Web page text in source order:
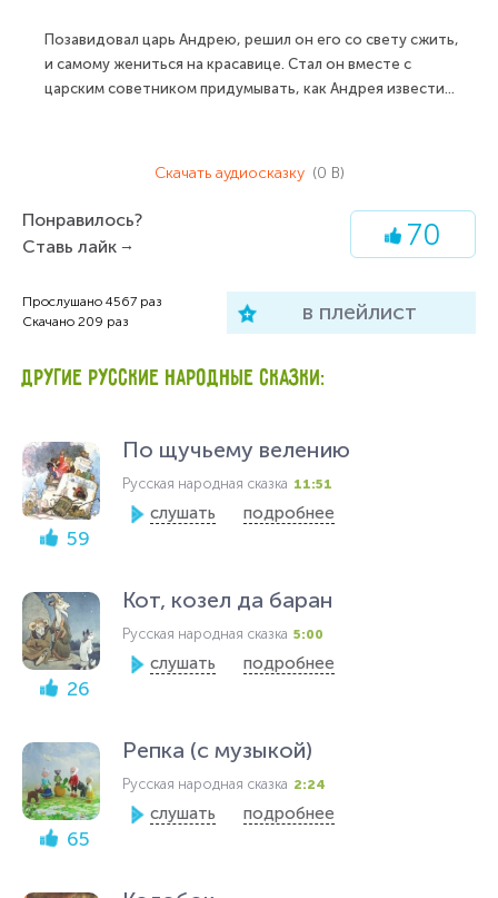
Позавидовал царь Андрею, решил он его со свету сжить,
и самому жениться на красавице. Стал он вместе с
царским советником придумывать, как Андрея извести...
Скачать аудиосказку (0 B)
Понравилось?
Ставь лайк
70
Прослушано 4567 раз
Скачано 209 раз в плейлист
ДРУГИЕ РУССКИЕ НАРОДНЫЕ СКАЗКИ:
59
По щучьему велению
Русская народная сказка 11:51
слушать подробнее
26
Кот, козел да баран
Русская народная сказка 5:00
слушать подробнее
65
Репка (с музыкой)
Русская народная сказка 2:24
слушать подробнее